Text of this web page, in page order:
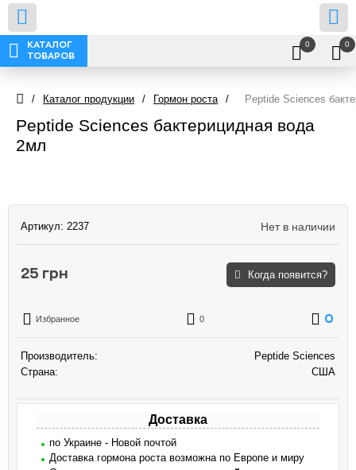
КАТАЛОГ
ТОВАРОВ
0 0
/ Каталог продукции / Гормон роста / Peptide Sciences
Peptide Sciences бактерицидная вода
2мл
Артикул: 2237 Нет в наличии
25 грн Когда появится?
Избранное 0 0
Производитель:
Peptide Sciences
Страна:
США
Доставка
по Украине - Новой почтой
Доставка гормона роста возможна по Европе и миру